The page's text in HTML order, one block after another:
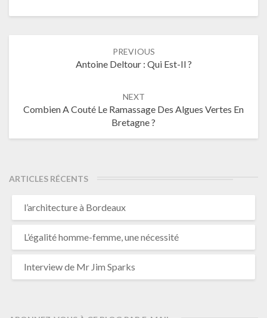
PREVIOUS
Antoine Deltour : Qui Est-Il ?
NEXT
Combien A Couté Le Ramassage Des Algues Vertes En
Bretagne ?
ARTICLES RÉCENTS
l’architecture à Bordeaux
L’égalité homme-femme, une nécessité
Interview de Mr Jim Sparks